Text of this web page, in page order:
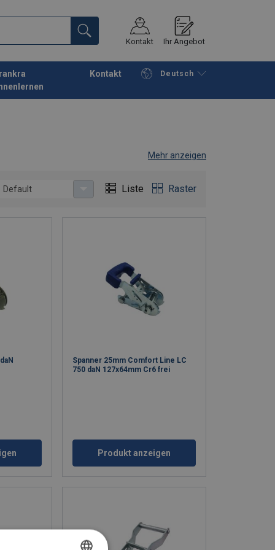
Kontakt Ihr Angebot
Kontakt Deutsch
Fortfahren Anfrage senden
Mehr anzeigen
Default Liste Raster
Spanner 25mm Comfort Line LC
750 daN 127x64mm Cr6 frei
Produkt anzeigen